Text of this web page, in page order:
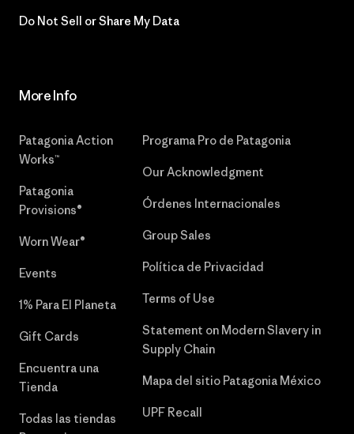
Do Not Sell or Share My Data
More Info
Patagonia Action
Works™
Patagonia
Provisions®
Worn Wear®
Events
1% Para El Planeta
Gift Cards
Encuentra una
Tienda
Todas las tiendas
Programa Pro de Patagonia
Our Acknowledgment
Órdenes Internacionales
Group Sales
Política de Privacidad
Terms of Use
Statement on Modern Slavery in
Supply Chain
Mapa del sitio Patagonia México
UPF Recall